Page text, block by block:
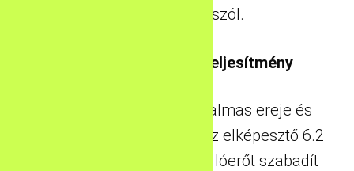
a sebességről szól.
Erőteljes Motor és Teljesítmény
A Chevrolet Camaro hatalmas ereje és
teljesítménye legendás. Az elképesztő 6.2
literes V8-as motorja 455 lóerőt szabadít